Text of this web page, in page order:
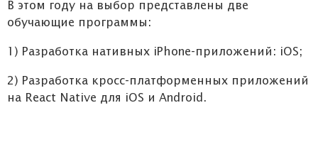
В этом году на выбор представлены две
обучающие программы:
1) Разработка нативных iPhone-приложений: iOS;
2) Разработка кросс-платформенных приложений
на React Native для iOS и Android.